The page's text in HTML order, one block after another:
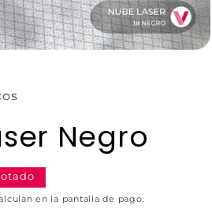
Negro
en la pantalla de pago.